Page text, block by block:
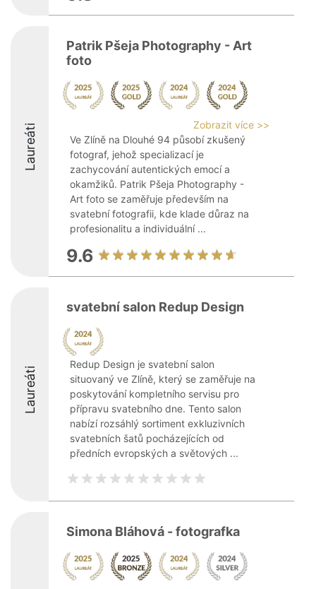
Laureáti
Patrik Pšeja Photography - Art
foto
Zobrazit více >>
Ve Zlíně na Dlouhé 94 působí zkušený
fotograf, jehož specializací je
zachycování autentických emocí a
okamžiků. Patrik Pšeja Photography -
Art foto se zaměřuje především na
svatební fotografii, kde klade důraz na
profesionalitu a individuální ...
9.6
Laureáti
svatební salon Redup Design
Redup Design je svatební salon
situovaný ve Zlíně, který se zaměřuje na
poskytování kompletního servisu pro
přípravu svatebního dne. Tento salon
nabízí rozsáhlý sortiment exkluzivních
svatebních šatů pocházejících od
předních evropských a světových ...
Simona Bláhová - fotografka